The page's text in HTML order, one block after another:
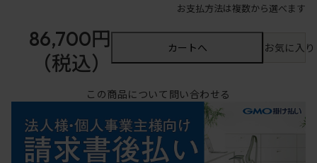
お支払方法は複数から選べます
86,700円
（税込）
カートへ お気に入
この商品について問い合わせる